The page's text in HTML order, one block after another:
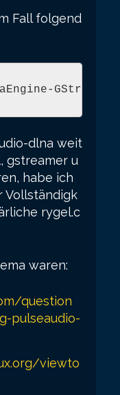
Fall folgend
dlna weit
gstreamer u
habe ich
Vollständigk
rygel.c
waren:
question
pulseaudio-
viewto